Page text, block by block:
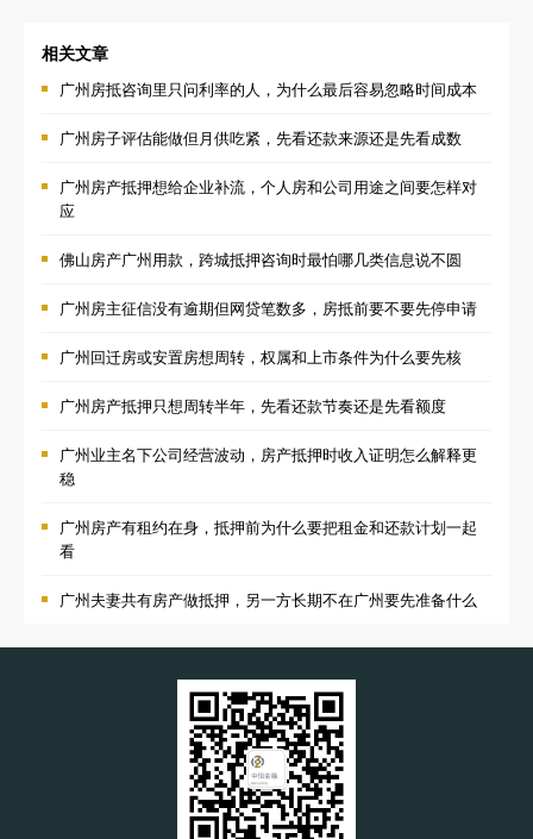
相关文章
广州房抵咨询里只问利率的人，为什么最后容易忽略时间成本
广州房子评估能做但月供吃紧，先看还款来源还是先看成数
广州房产抵押想给企业补流，个人房和公司用途之间要怎样对
应
佛山房产广州用款，跨城抵押咨询时最怕哪几类信息说不圆
广州房主征信没有逾期但网贷笔数多，房抵前要不要先停申请
广州回迁房或安置房想周转，权属和上市条件为什么要先核
广州房产抵押只想周转半年，先看还款节奏还是先看额度
广州业主名下公司经营波动，房产抵押时收入证明怎么解释更
稳
广州房产有租约在身，抵押前为什么要把租金和还款计划一起
看
广州夫妻共有房产做抵押，另一方长期不在广州要先准备什么